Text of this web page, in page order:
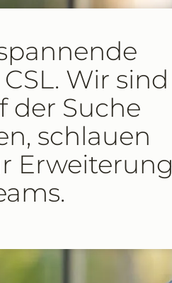
Wir sind
der Suche
schlauen
Erweiterung